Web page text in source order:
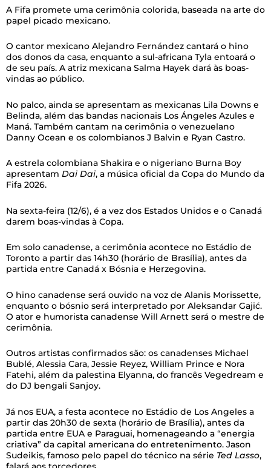
A Fifa promete uma cerimônia colorida, baseada na arte do
papel picado mexicano.
O cantor mexicano Alejandro Fernández cantará o hino
dos donos da casa, enquanto a sul-africana Tyla entoará o
de seu país. A atriz mexicana Salma Hayek dará às boas-
vindas ao público.
No palco, ainda se apresentam as mexicanas Lila Downs e
Belinda, além das bandas nacionais Los Ángeles Azules e
Maná. Também cantam na cerimônia o venezuelano
Danny Ocean e os colombianos J Balvin e Ryan Castro.
A estrela colombiana Shakira e o nigeriano Burna Boy
apresentam Dai Dai, a música oficial da Copa do Mundo da
Fifa 2026.
Na sexta-feira (12/6), é a vez dos Estados Unidos e o Canadá
darem boas-vindas à Copa.
Em solo canadense, a cerimônia acontece no Estádio de
Toronto a partir das 14h30 (horário de Brasília), antes da
partida entre Canadá x Bósnia e Herzegovina.
O hino canadense será ouvido na voz de Alanis Morissette,
enquanto o bósnio será interpretado por Aleksandar Gajić.
O ator e humorista canadense Will Arnett será o mestre de
cerimônia.
Outros artistas confirmados são: os canadenses Michael
Bublé, Alessia Cara, Jessie Reyez, William Prince e Nora
Fatehi, além da palestina Elyanna, do francês Vegedream e
do DJ bengali Sanjoy.
Já nos EUA, a festa acontece no Estádio de Los Angeles a
partir das 20h30 de sexta (horário de Brasília), antes da
partida entre EUA e Paraguai, homenageando a “energia
criativa” da capital americana do entretenimento. Jason
Sudeikis, famoso pelo papel do técnico na série Ted Lasso,